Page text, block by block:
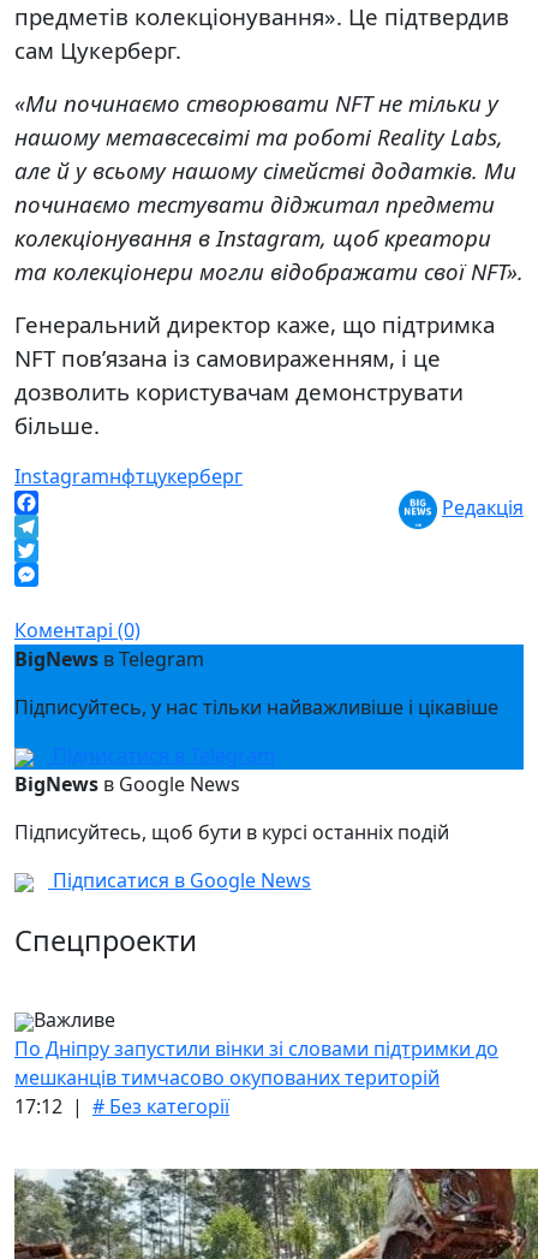
предметів колекціонування». Це підтвердив
сам Цукерберг.
«Ми починаємо створювати NFT не тільки у
нашому метавсесвіті та роботі Reality Labs,
але й у всьому нашому сімействі додатків. Ми
починаємо тестувати діджитал предмети
колекціонування в Instagram, щоб креатори
та колекціонери могли відображати свої NFT».
Генеральний директор каже, що підтримка
NFT пов’язана із самовираженням, і це
дозволить користувачам демонструвати
більше.
Instagramнфтцукерберг
Facebook
Telegram
Twitter
Редакція
Коментарі (0)
BigNews в Telegram
Підписуйтесь, у нас тільки найважливіше і цікавіше
Підписатися в Telegram
BigNews в Google News
Підписуйтесь, щоб бути в курсі останніх подій
Підписатися в Google News
Спецпроекти
Важливе
По Дніпру запустили вінки зі словами підтримки до
мешканців тимчасово окупованих територій
17:12 | # Без категорії